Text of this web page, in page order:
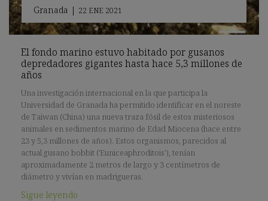
Granada | 22 ENE 2021
El fondo marino estuvo habitado por gusanos
depredadores gigantes hasta hace 5,3 millones de
años
Una investigación internacional en la que participa la
Universidad de Granada ha permitido identificar en el noreste
de Taiwan (China) una nueva traza fósil de estos misteriosos
animales en sedimentos marino de Edad Miocena (hace entre
23 y 5,3 millones de años). Estos organismos, parecidos al
actual gusano bobbit ('Euniceaphroditois'), tenían
aproximadamente 2 metros de largo y 3 centímetros de
diámetro y vivían en madrigueras.
Sigue leyendo